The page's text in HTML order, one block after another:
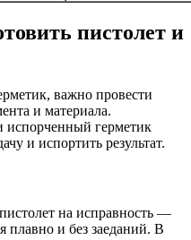
пистолет и
важно провести
и материала.
испорченный герметик
и испортить результат.
на исправность —
плавно и без заеданий. В